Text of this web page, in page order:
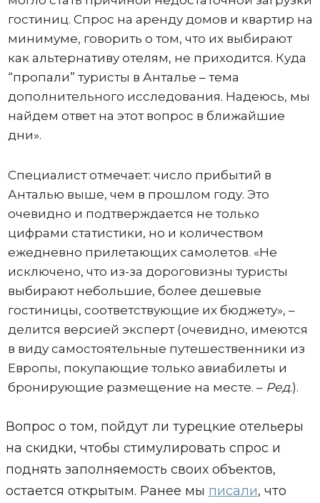
гостиниц. Спрос на аренду домов и квартир на
минимуме, говорить о том, что их выбирают
как альтернативу отелям, не приходится. Куда
“пропали” туристы в Анталье – тема
дополнительного исследования. Надеюсь, мы
найдем ответ на этот вопрос в ближайшие
дни».
Специалист отмечает: число прибытий в
Анталью выше, чем в прошлом году. Это
очевидно и подтверждается не только
цифрами статистики, но и количеством
ежедневно прилетающих самолетов. «Не
исключено, что из-за дороговизны туристы
выбирают небольшие, более дешевые
гостиницы, соответствующие их бюджету», –
делится версией эксперт (очевидно, имеются
в виду самостоятельные путешественники из
Европы, покупающие только авиабилеты и
бронирующие размещение на месте. – Ред.).
Вопрос о том, пойдут ли турецкие отельеры
на скидки, чтобы стимулировать спрос и
поднять заполняемость своих объектов,
остается открытым. Ранее мы писали, что